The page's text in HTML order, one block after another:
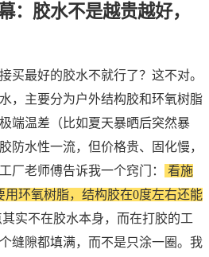
：胶水不是越贵越好，
买最好的胶水不就行了？这不对。
，主要分为户外结构胶和环氧树脂
端温差（比如夏天暴晒后突然暴
防水性一流，但价格贵、固化慢，
厂老师傅告诉我一个窍门：
看施
用环氧树脂，结构胶在0度左右还能
实不在胶水本身，而在打胶的工
缝隙都填满，而不是只涂一圈。我